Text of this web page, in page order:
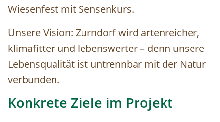
Wiesenfest mit Sensenkurs.
Unsere Vision: Zurndorf wird artenreicher,
klimafitter und lebenswerter – denn unsere
Lebensqualität ist untrennbar mit der Natur
verbunden.
Konkrete Ziele im Projekt